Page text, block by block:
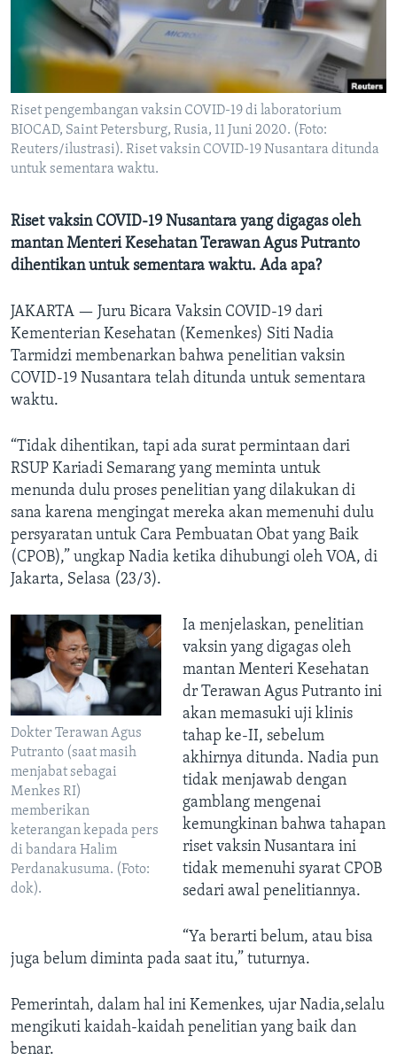
Riset pengembangan vaksin COVID-19 di laboratorium
BIOCAD, Saint Petersburg, Rusia, 11 Juni 2020. (Foto:
Reuters/ilustrasi). Riset vaksin COVID-19 Nusantara ditunda
untuk sementara waktu.
Riset vaksin COVID-19 Nusantara yang digagas oleh
mantan Menteri Kesehatan Terawan Agus Putranto
dihentikan untuk sementara waktu. Ada apa?
JAKARTA — Juru Bicara Vaksin COVID-19 dari
Kementerian Kesehatan (Kemenkes) Siti Nadia
Tarmidzi membenarkan bahwa penelitian vaksin
COVID-19 Nusantara telah ditunda untuk sementara
waktu.
“Tidak dihentikan, tapi ada surat permintaan dari
RSUP Kariadi Semarang yang meminta untuk
menunda dulu proses penelitian yang dilakukan di
sana karena mengingat mereka akan memenuhi dulu
persyaratan untuk Cara Pembuatan Obat yang Baik
(CPOB),” ungkap Nadia ketika dihubungi oleh VOA, di
Jakarta, Selasa (23/3).
Dokter Terawan Agus
Putranto (saat masih
menjabat sebagai
Menkes RI)
memberikan
keterangan kepada pers
di bandara Halim
Perdanakusuma. (Foto:
dok).
Ia menjelaskan, penelitian
vaksin yang digagas oleh
mantan Menteri Kesehatan
dr Terawan Agus Putranto ini
akan memasuki uji klinis
tahap ke-II, sebelum
akhirnya ditunda. Nadia pun
tidak menjawab dengan
gamblang mengenai
kemungkinan bahwa tahapan
riset vaksin Nusantara ini
tidak memenuhi syarat CPOB
sedari awal penelitiannya.
“Ya berarti belum, atau bisa
juga belum diminta pada saat itu,” tuturnya.
Pemerintah, dalam hal ini Kemenkes, ujar Nadia,selalu
mengikuti kaidah-kaidah penelitian yang baik dan
benar.